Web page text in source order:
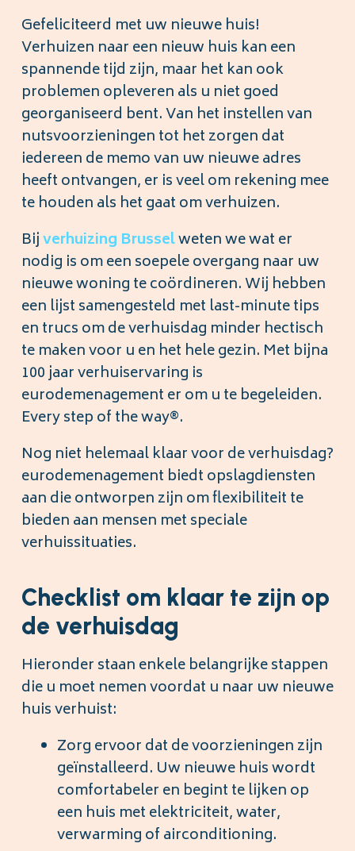
Gefeliciteerd met uw nieuwe huis!
Verhuizen naar een nieuw huis kan een
spannende tijd zijn, maar het kan ook
problemen opleveren als u niet goed
georganiseerd bent. Van het instellen van
nutsvoorzieningen tot het zorgen dat
iedereen de memo van uw nieuwe adres
heeft ontvangen, er is veel om rekening mee
te houden als het gaat om verhuizen.
Bijverhuizing Brusselweten we wat er
nodig is om een soepele overgang naar uw
nieuwe woning te coördineren. Wij hebben
een lijst samengesteld met last-minute tips
en trucs om de verhuisdag minder hectisch
te maken voor u en het hele gezin. Met bijna
100 jaar verhuiservaring is
eurodemenagement er om u te begeleiden.
Every step of the way®.
Nog niet helemaal klaar voor de verhuisdag?
eurodemenagement biedt opslagdiensten
aan die ontworpen zijn om flexibiliteit te
bieden aan mensen met speciale
verhuissituaties.
Checklist om klaar te zijn op
de verhuisdag
Hieronder staan enkele belangrijke stappen
die u moet nemen voordat u naar uw nieuwe
huis verhuist:
Zorg ervoor dat de voorzieningen zijn
geïnstalleerd. Uw nieuwe huis wordt
comfortabeler en begint te lijken op
een huis met elektriciteit, water,
verwarming of airconditioning.